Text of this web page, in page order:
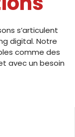
s’articulent
digital. Notre
comme des
avec un besoin